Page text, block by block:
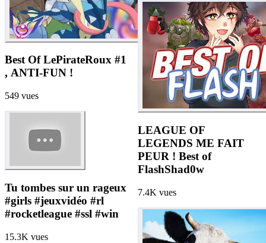
Best Of LePirateRoux #1
, ANTI-FUN !
549 vues
Tu tombes sur un rageux
#girls #jeuxvidéo #rl
#rocketleague #ssl #win
15.3K vues
LEAGUE OF
LEGENDS ME FAIT
PEUR ! Best of
FlashShad0w
7.4K vues